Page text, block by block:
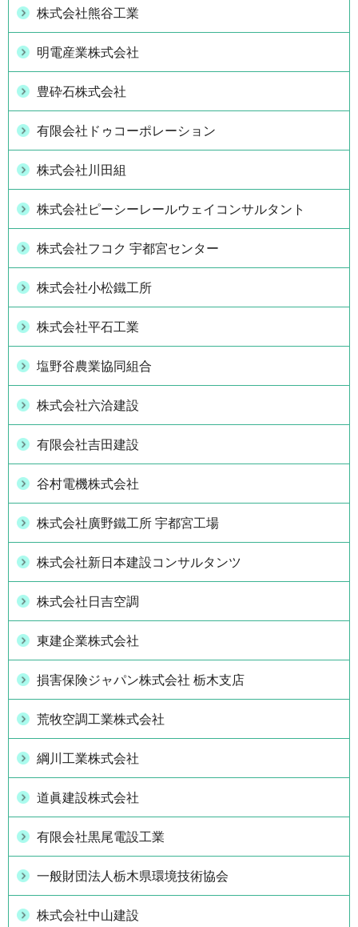
株式会社熊谷工業
明電産業株式会社
豊砕石株式会社
有限会社ドゥコーポレーション
株式会社川田組
株式会社ピーシーレールウェイコンサルタント
株式会社フコク 宇都宮センター
株式会社小松鐵工所
株式会社平石工業
塩野谷農業協同組合
株式会社六洽建設
有限会社吉田建設
谷村電機株式会社
株式会社廣野鐵工所 宇都宮工場
株式会社新日本建設コンサルタンツ
株式会社日吉空調
東建企業株式会社
損害保険ジャパン株式会社 栃木支店
荒牧空調工業株式会社
綱川工業株式会社
道眞建設株式会社
有限会社黒尾電設工業
一般財団法人栃木県環境技術協会
株式会社中山建設